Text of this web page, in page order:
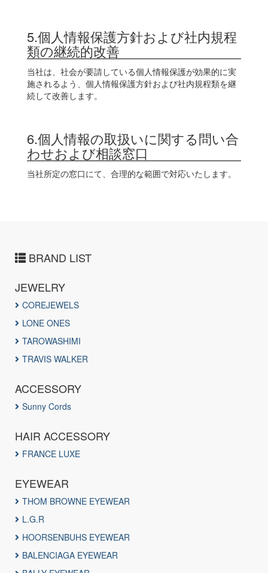
5.個人情報保護方針および社内規程
類の継続的改善
当社は、社会が要請している個人情報保護が効果的に実
施されるよう、個人情報保護方針および社内規程類を継
続して改善します。
6.個人情報の取扱いに関する問い合
わせおよび相談窓口
当社所定の窓口にて、合理的な範囲で対応いたします。
BRAND LIST
JEWELRY
COREJEWELS
LONE ONES
TAROWASHIMI
TRAVIS WALKER
ACCESSORY
Sunny Cords
HAIR ACCESSORY
FRANCE LUXE
EYEWEAR
THOM BROWNE EYEWEAR
L.G.R
HOORSENBUHS EYEWEAR
BALENCIAGA EYEWEAR